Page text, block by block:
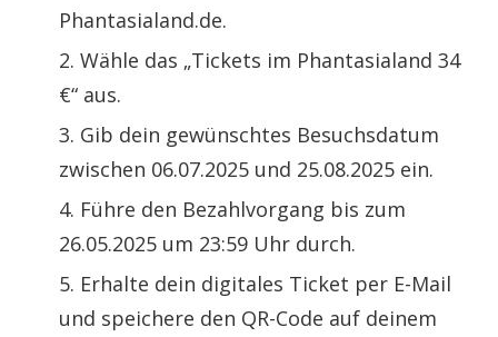
Phantasialand.de.
Wähle das „Tickets im Phantasialand 34
€“ aus.
Gib dein gewünschtes Besuchsdatum
zwischen 06.07.2025 und 25.08.2025 ein.
Führe den Bezahlvorgang bis zum
26.05.2025 um 23:59 Uhr durch.
Erhalte dein digitales Ticket per E-Mail
und speichere den QR-Code auf deinem